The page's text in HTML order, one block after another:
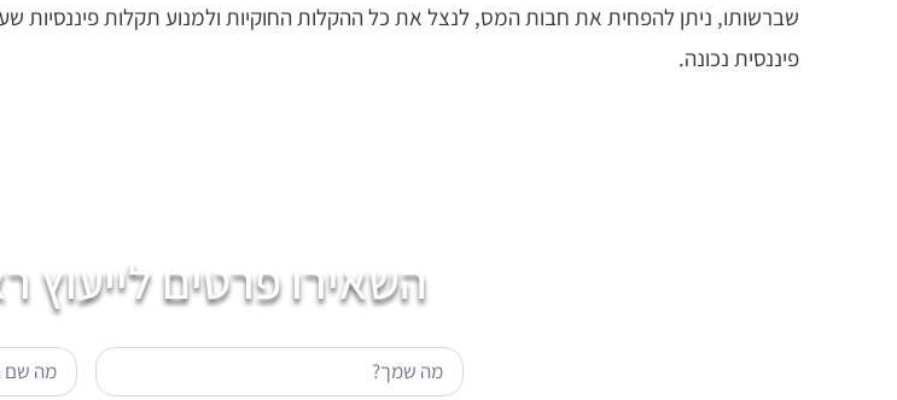
שברשותו, ניתן להפחית את חבות המס, לנצל את כל ההקלות החוקיות ולמנוע תקלות פיננסיות
פיננסית נכונה.
השאירו פרטים לייעוץ